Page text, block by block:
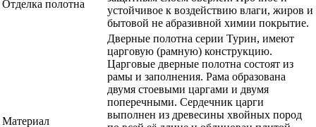
Отделка полотна
устойчивое к воздействию влаги, жиров и
бытовой не абразивной химии покрытие.
Материал
Дверные полотна серии Турин, имеют
царговую (рамную) конструкцию.
Царговые дверные полотна состоят из
рамы и заполнения. Рама образована
двумя стоевыми царгами и двумя
поперечными. Сердечник царги
выполнен из древесины хвойных пород